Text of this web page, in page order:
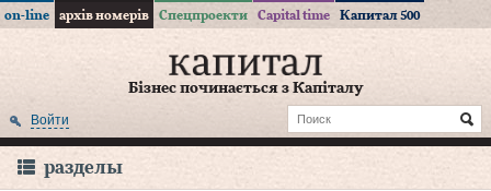
on-line архів номерів Спецпроекти Capital time Капитал 500
Бізнес починається з Капіталу
Войти
разделы